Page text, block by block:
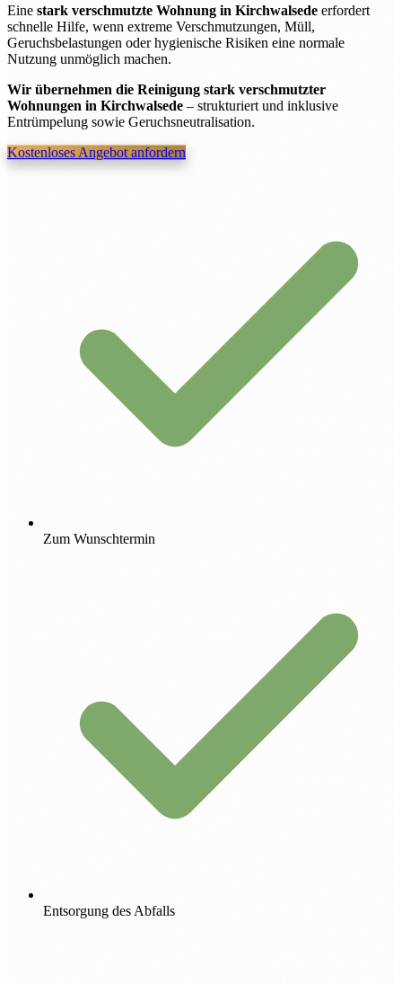
Eine stark verschmutzte Wohnung in Kirchwalsede erfordert
schnelle Hilfe, wenn extreme Verschmutzungen, Müll,
Geruchsbelastungen oder hygienische Risiken eine normale
Nutzung unmöglich machen.
Wir übernehmen die Reinigung stark verschmutzter
Wohnungen in Kirchwalsede – strukturiert und inklusive
Entrümpelung sowie Geruchsneutralisation.
Kostenloses Angebot anfordern
Zum Wunschtermin
Entsorgung des Abfalls